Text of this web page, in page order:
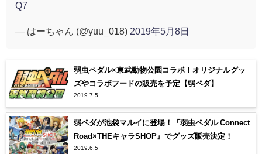
Q7
— はーちゃん (@yuu_018) 2019年5月8日
弱虫ペダル×東武動物公園コラボ！オリジナルグッ
ズやコラボフードの販売を予定【弱ペダ】
2019.7.5
弱ペダが池袋マルイに登場！『弱虫ペダル Connect
Road×THEキャラSHOP』でグッズ販売決定！
2019.6.5